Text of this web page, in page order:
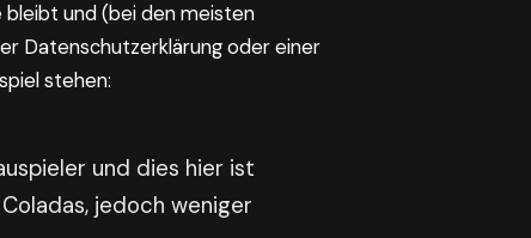
bleibt und (bei den meisten
Datenschutzerklärung oder einer
stehen:
und dies hier ist
jedoch weniger